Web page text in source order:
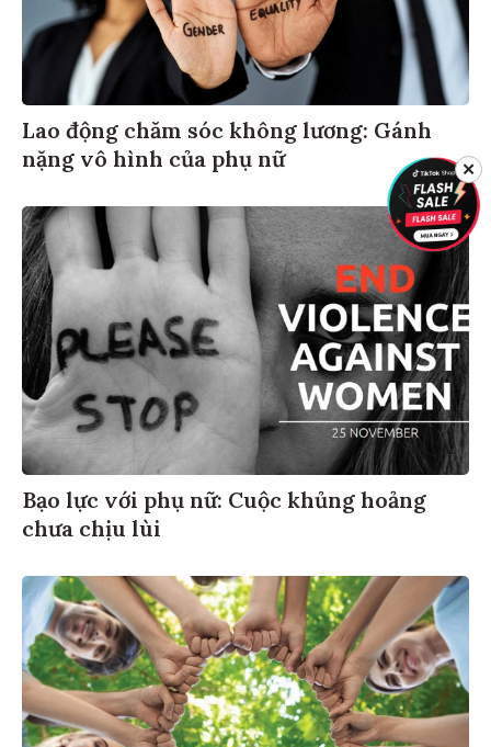
Lao động chăm sóc không lương: Gánh
nặng vô hình của phụ nữ
Bạo lực với phụ nữ: Cuộc khủng hoảng
chưa chịu lùi
✕